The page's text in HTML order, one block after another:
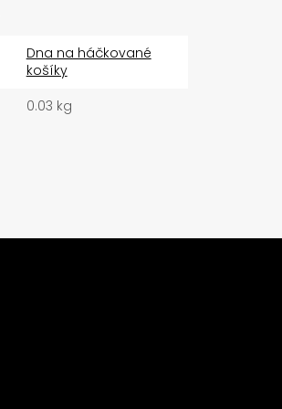
Dna na háčkované
košíky
0.03 kg